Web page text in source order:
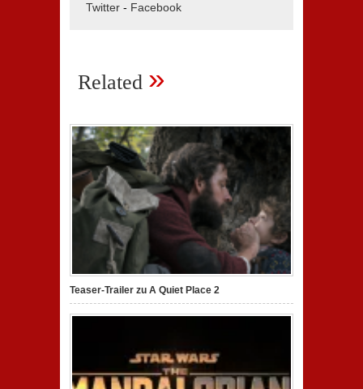
Twitter - Facebook
Related »
Teaser-Trailer zu A Quiet Place 2